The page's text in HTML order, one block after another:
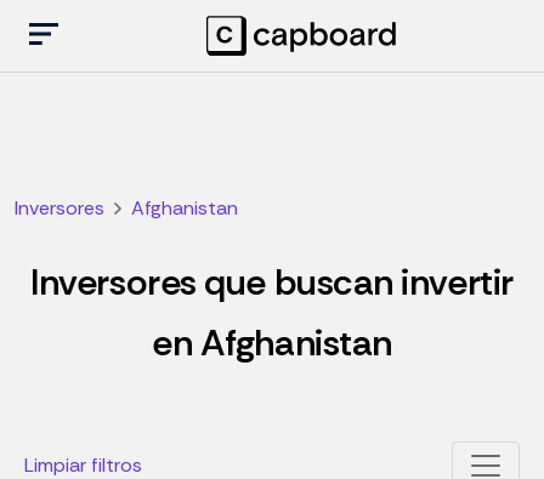
Inversores Afghanistan
Inversores que buscan invertir
en Afghanistan
Limpiar filtros